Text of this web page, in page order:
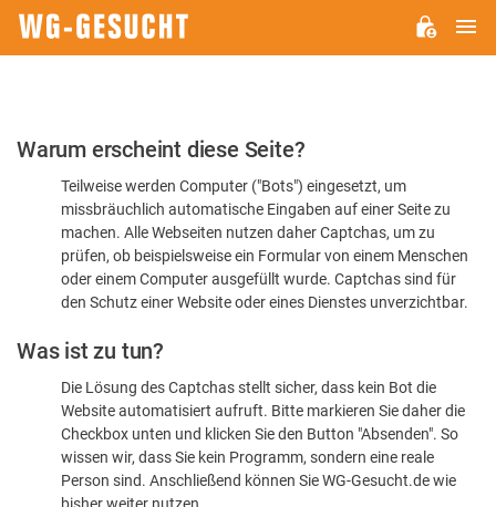
Bitte
dass
sind
Warum erscheint diese Seite?
Teilweise werden Computer ("Bots") eingesetzt, um
missbräuchlich automatische Eingaben auf einer Seite zu
machen. Alle Webseiten nutzen daher Captchas, um zu
prüfen, ob beispielsweise ein Formular von einem Menschen
oder einem Computer ausgefüllt wurde. Captchas sind für
den Schutz einer Website oder eines Dienstes unverzichtbar.
Was ist zu tun?
Die Lösung des Captchas stellt sicher, dass kein Bot die
Website automatisiert aufruft. Bitte markieren Sie daher die
Checkbox unten und klicken Sie den Button "Absenden". So
wissen wir, dass Sie kein Programm, sondern eine reale
Person sind. Anschließend können Sie WG-Gesucht.de wie